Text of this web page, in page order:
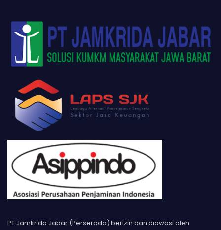
PT Jamkrida Jabar (Perseroda) berizin dan diawasi oleh